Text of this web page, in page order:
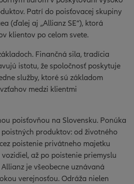
Patrí do poisťovacej skupiny
(ďalej aj „Allianz SE“), ktorá
klientov po celom svete.
Finančná sila, tradícia
istotu, že spoločnosť poskytuje
služby, ktoré sú základom
medzi klientmi
poisťovňou na Slovensku. Ponúka
produktov: od životného
poistenie privátneho majetku
až po poistenie priemyslu
je všeobecne uznávaná
verejnosťou. Odráža nielen